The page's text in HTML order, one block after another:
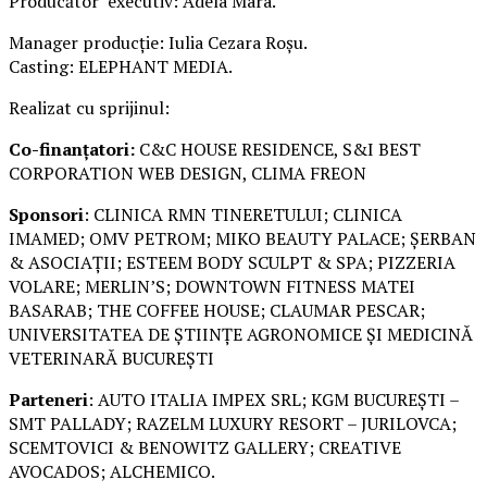
Manager producție: Iulia Cezara Roșu.
Casting: ELEPHANT MEDIA.
Realizat cu sprijinul:
Co-finanțatori: C&C HOUSE RESIDENCE, S&I BEST
CORPORATION WEB DESIGN, CLIMA FREON
Sponsori: CLINICA RMN TINERETULUI; CLINICA
IMAMED; OMV PETROM; MIKO BEAUTY PALACE; ȘERBAN
& ASOCIAȚII; ESTEEM BODY SCULPT & SPA; PIZZERIA
VOLARE; MERLIN’S; DOWNTOWN FITNESS MATEI
BASARAB; THE COFFEE HOUSE; CLAUMAR PESCAR;
UNIVERSITATEA DE ȘTIINȚE AGRONOMICE ȘI MEDICINĂ
VETERINARĂ BUCUREȘTI
Parteneri: AUTO ITALIA IMPEX SRL; KGM BUCUREȘTI –
SMT PALLADY; RAZELM LUXURY RESORT – JURILOVCA;
SCEMTOVICI & BENOWITZ GALLERY; CREATIVE
AVOCADOS; ALCHEMICO.